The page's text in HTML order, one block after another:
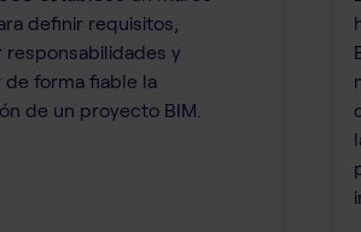
definir requisitos,
responsabilidades y
de forma fiable la
de un proyecto BIM.